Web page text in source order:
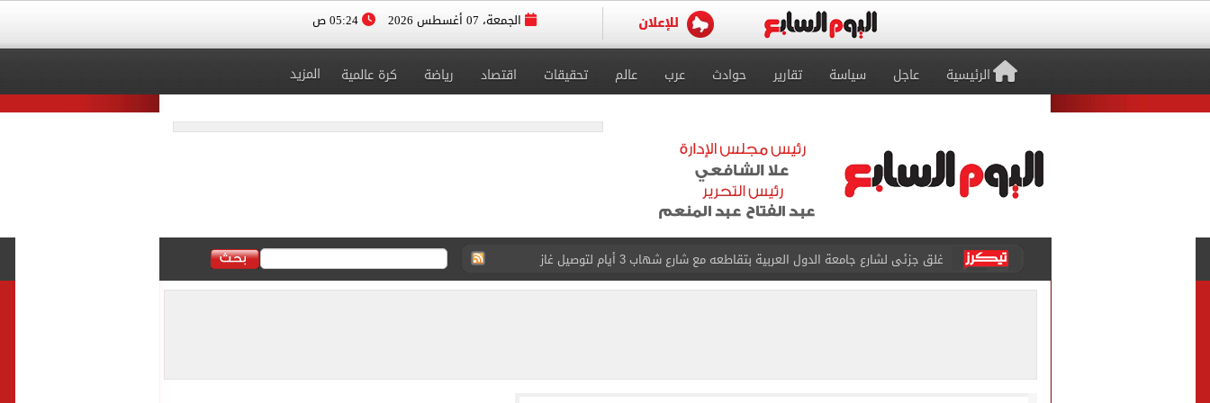
الجمعة، 07 أغسطس 2026
الرئيسية عاجل سياسة تقارير حوادث عرب عالم تحقيقات اقتصاد رياضة كرة عالمية المزيد
عمرو دياب يدخل موسوعة جينيس بعد تصدره قائمة بيلبورد عربية لـ68 أسبوعا
إغلاق طريق مصر أسوان الزراعى الغربى كليا من المنيب للعياط.. اعرف التحويلات
الاستعلامات تفند ادعاءات ذا صن وميرور حول علاج سيدة بريطانية في شرم الشيخ